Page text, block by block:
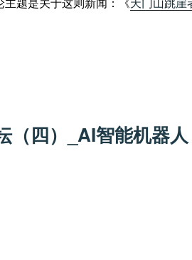
（四）_AI智能机器人